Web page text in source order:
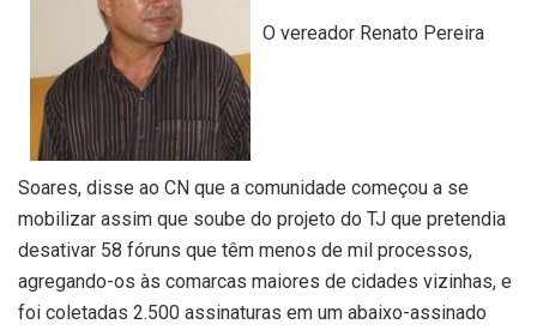
O vereador Renato Pereira
Soares, disse ao CN que a comunidade começou a se
mobilizar assim que soube do projeto do TJ que pretendia
desativar 58 fóruns que têm menos de mil processos,
agregando-os às comarcas maiores de cidades vizinhas, e
foi coletadas 2.500 assinaturas em um abaixo-assinado